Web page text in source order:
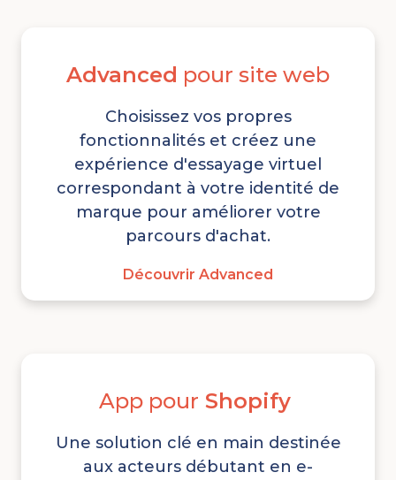
Advanced pour site web
Choisissez vos propres
fonctionnalités et créez une
expérience d'essayage virtuel
correspondant à votre identité de
marque pour améliorer votre
parcours d'achat.
Découvrir Advanced
App pour Shopify
Une solution clé en main destinée
aux acteurs débutant en e-